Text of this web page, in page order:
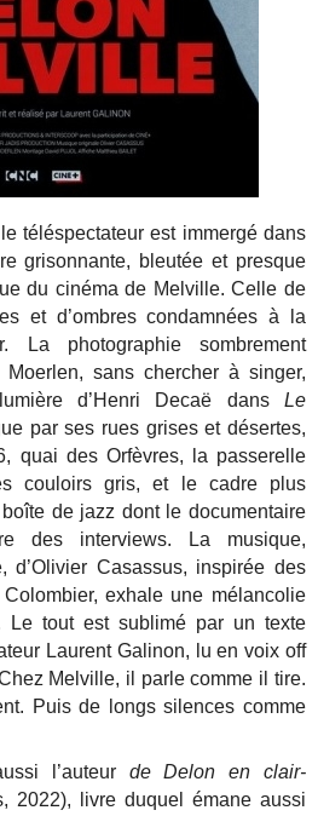
téléspectateur est immergé dans
grisonnante, bleutée et presque
du cinéma de Melville. Celle de
et d’ombres condamnées à la
La photographie sombrement
sans chercher à singer,
d’Henri Decaë dans Le
par ses rues grises et désertes,
quai des Orfèvres, la passerelle
couloirs gris, et le cadre plus
de jazz dont le documentaire
des interviews. La
musique,
d’Olivier Casassus, inspirée des
exhale une mélancolie
Le tout est sublimé par un texte
Laurent Galinon, lu en voix off
Melville, il parle comme il tire.
Puis de longs silences comme
l’auteur de Delon en clair-
2022), livre duquel émane aussi